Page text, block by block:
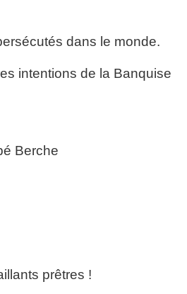
dans le monde.
intentions de la Banquise
Berche
prêtres !